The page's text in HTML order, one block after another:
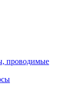
проводимые